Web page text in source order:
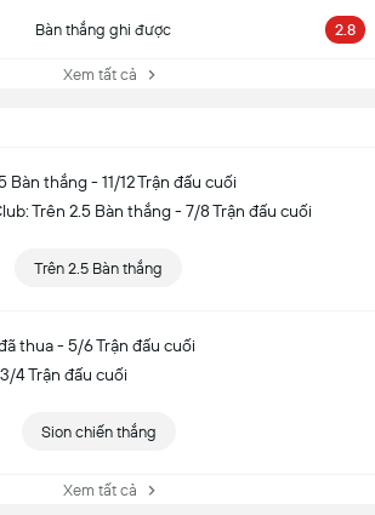
Bàn thắng ghi được 2.8
Xem tất cả
Bàn thắng - 11/12 Trận đấu cuối
Trên 2.5 Bàn thắng - 7/8 Trận đấu cuối
Trên 2.5 Bàn thắng
thua - 5/6 Trận đấu cuối
4 Trận đấu cuối
Sion chiến thắng
Xem tất cả